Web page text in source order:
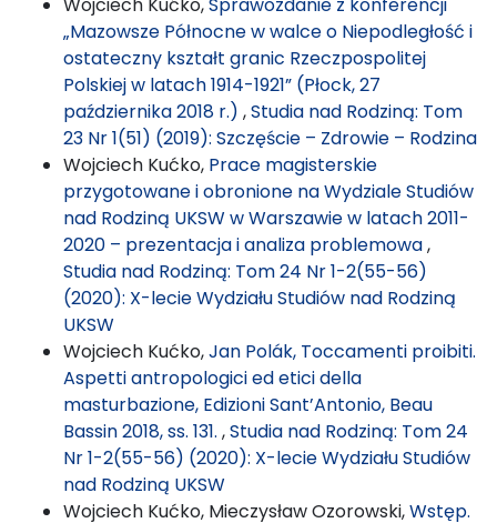
„Mazowsze Północne w walce o Niepodległość i
ostateczny kształt granic Rzeczpospolitej
Polskiej w latach 1914-1921” (Płock, 27
października 2018 r.) ,Studia nad Rodziną: Tom
23 Nr 1(51) (2019): Szczęście – Zdrowie – Rodzina
Wojciech Kućko, Prace magisterskie
przygotowane i obronione na Wydziale Studiów
nad Rodziną UKSW w Warszawie w latach 2011-
2020 – prezentacja i analiza problemowa,
Studia nad Rodziną: Tom 24 Nr 1-2(55-56)
(2020): X-lecie Wydziału Studiów nad Rodziną
UKSW
Wojciech Kućko,Jan Polák, Toccamenti proibiti.
Aspetti antropologici ed etici della
masturbazione, Edizioni Sant’Antonio, Beau
Bassin 2018, ss. 131. ,Studia nad Rodziną: Tom 24
Nr 1-2(55-56) (2020): X-lecie Wydziału Studiów
nad Rodziną UKSW
Wojciech Kućko, Mieczysław Ozorowski,Wstęp.